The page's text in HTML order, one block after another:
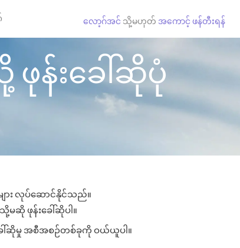
လော့ဂ်အင် သို့မဟုတ် အကောင့် ဖန်တီးရန်
ဖုန်းခေါ်ဆိုပုံ
ျား လုပ်ဆောင်နိုင်သည်။
ဆို ဖုန်းခေါ်ဆိုပါ။
ေါ်ဆိုမှု အစီအစဉ်တစ်ခုကို ဝယ်ယူပါ။